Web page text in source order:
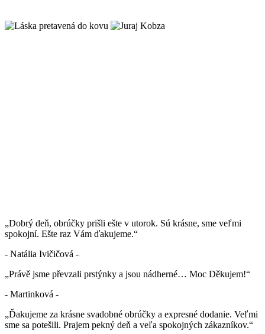
„Dobrý deň, obrúčky prišli ešte v utorok. Sú krásne, sme veľmi
spokojní. Ešte raz Vám ďakujeme.“
- Natália Ivičičová -
„Právě jsme převzali prstýnky a jsou nádherné… Moc Děkujem!“
- Martinková -
„Ďakujeme za krásne svadobné obrúčky a expresné dodanie. Veľmi
sme sa potešili. Prajem pekný deň a veľa spokojných zákazníkov.“